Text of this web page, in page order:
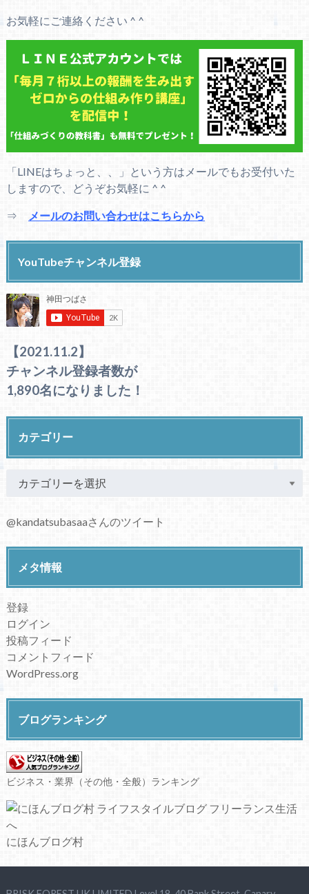
お気軽にご連絡ください ^ ^
「LINEはちょっと、、」という方はメールでもお受付いた
しますので、どうぞお気軽に ^ ^
⇒ メールのお問い合わせはこちらから
YouTubeチャンネル登録
【2021.11.2】
チャンネル登録者数が
1,890名になりました！
カテゴリー
@kandatsubasaaさんのツイート
メタ情報
登録
ログイン
投稿フィード
コメントフィード
WordPress.org
ブログランキング
ビジネス・業界（その他・全般）ランキング
にほんブログ村